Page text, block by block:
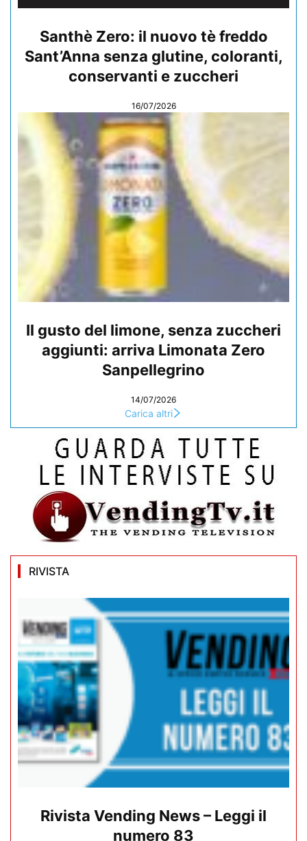
Santhè Zero: il nuovo tè freddo
Sant’Anna senza glutine, coloranti,
conservanti e zuccheri
16/07/2026
Il gusto del limone, senza zuccheri
aggiunti: arriva Limonata Zero
Sanpellegrino
14/07/2026
Carica altri
RIVISTA
Rivista Vending News – Leggi il
numero 83